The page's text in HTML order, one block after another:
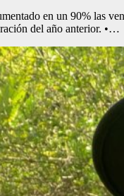
en un 90% las
del año anterior. •…